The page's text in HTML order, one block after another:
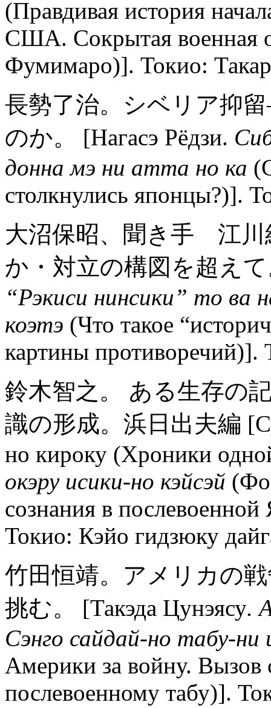
(Правдивая история
США. Сокрытая военная
Фумимаро)]. Токио:
長勢了治。シベリア抑
のか。 [Нагасэ Рёдзи.
донна мэ ни атта но ка
столкнулись японцы?)].
大沼保昭、聞き手 江川
か・対立の構図を超えて
“Рэкиси нинсики” то ва
коэтэ (Что такое
картины
鈴木智之。 ある生存の
識の形成。浜日出夫編
но кироку (Хроники
окэру исики-но кэйсэй
сознания в
Токио: Кэйо гидзюку
竹田恒靖。アメリカの
挑む。 [Такэда Цунэясу.
Сэнго сайдай-но табу-
Америки за войну.
послевоенному табу)].